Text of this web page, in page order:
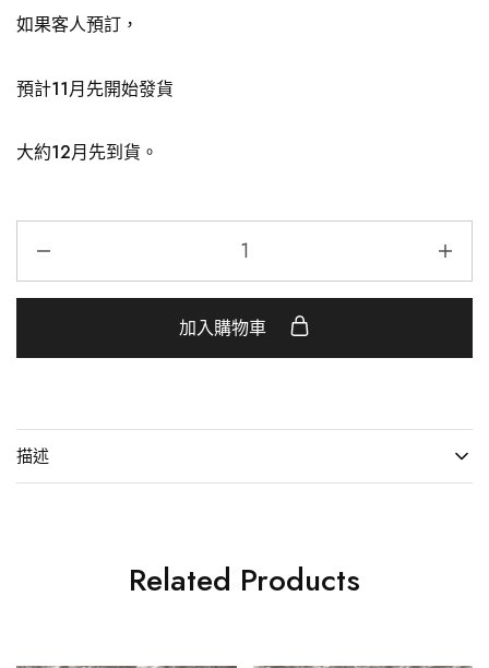
如果客人預訂，
預計11月先開始發貨
大約12月先到貨。
加入購物車
描述
Related Products